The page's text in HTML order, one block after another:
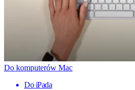
Do komputerów Mac
Do iPada